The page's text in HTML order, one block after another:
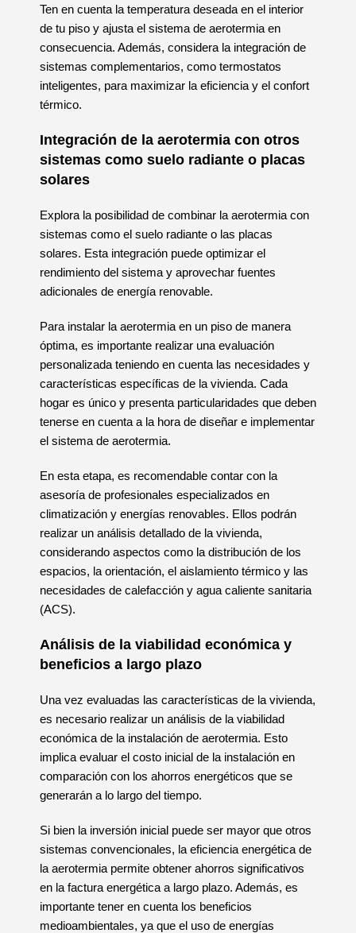
Ten en cuenta la temperatura deseada en el interior
de tu piso y ajusta el sistema de aerotermia en
consecuencia. Además, considera la integración de
sistemas complementarios, como termostatos
inteligentes, para maximizar la eficiencia y el confort
térmico.
Integración de la aerotermia con otros
sistemas como suelo radiante o placas
solares
Explora la posibilidad de combinar la aerotermia con
sistemas como el suelo radiante o las placas
solares. Esta integración puede optimizar el
rendimiento del sistema y aprovechar fuentes
adicionales de energía renovable.
Para instalar la aerotermia en un piso de manera
óptima, es importante realizar una evaluación
personalizada teniendo en cuenta las necesidades y
características específicas de la vivienda. Cada
hogar es único y presenta particularidades que deben
tenerse en cuenta a la hora de diseñar e implementar
el sistema de aerotermia.
En esta etapa, es recomendable contar con la
asesoría de profesionales especializados en
climatización y energías renovables. Ellos podrán
realizar un análisis detallado de la vivienda,
considerando aspectos como la distribución de los
espacios, la orientación, el aislamiento térmico y las
necesidades de calefacción y agua caliente sanitaria
(ACS).
Análisis de la viabilidad económica y
beneficios a largo plazo
Una vez evaluadas las características de la vivienda,
es necesario realizar un análisis de la viabilidad
económica de la instalación de aerotermia. Esto
implica evaluar el costo inicial de la instalación en
comparación con los ahorros energéticos que se
generarán a lo largo del tiempo.
Si bien la inversión inicial puede ser mayor que otros
sistemas convencionales, la eficiencia energética de
la aerotermia permite obtener ahorros significativos
en la factura energética a largo plazo. Además, es
importante tener en cuenta los beneficios
medioambientales, ya que el uso de energías